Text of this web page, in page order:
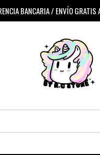
BANCARIA / ENVÍO